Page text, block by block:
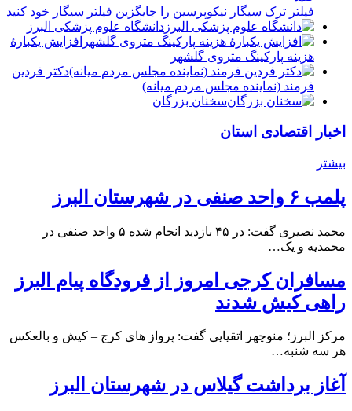
فیلتر ترک سیگار نیکوپرسین را جایگزین فیلتر سیگار خود کنید
دانشگاه علوم پزشکی البرز
افزایش یکبارۀ
هزینه پارکینگ متروی گلشهر
دكتر فردين
فرمند (نماينده مجلس مردم میانه)
سخنان بزرگان
اخبار اقتصادی استان
بیشتر
پلمب ۶ واحد صنفی در شهرستان البرز
محمد نصیری گفت: در ۴۵ بازدید انجام شده ۵ واحد صنفی در
محمدیه و یک…
مسافران کرجی امروز از فرودگاه پیام البرز
راهی کیش شدند
مرکز البرز؛ منوچهر اتقیایی گفت: پرواز های کرج – کیش و بالعکس
هر سه شنبه…
آغاز برداشت گیلاس در شهرستان البرز